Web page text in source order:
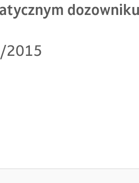
dozowniku
2015